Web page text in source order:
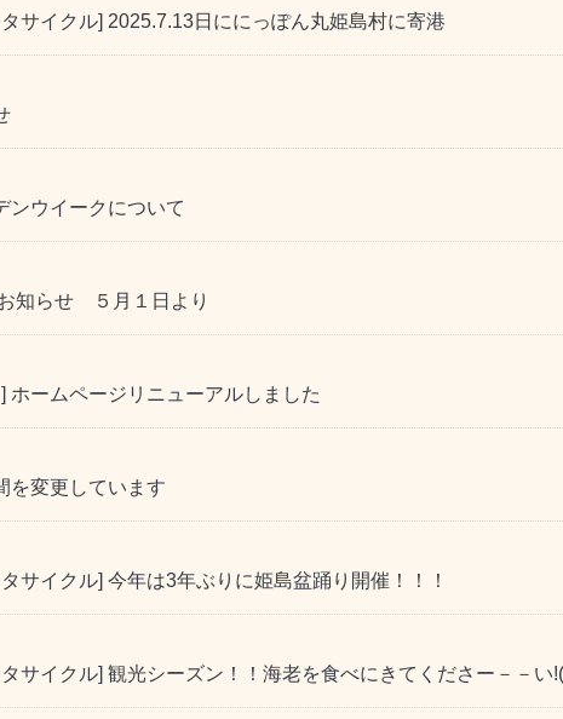
イクル] 2025.7.13日ににっぽん丸姫島村に寄港
ウイークについて
知らせ ５月１日より
ームページリニューアルしました
変更しています
イクル] 今年は3年ぶりに姫島盆踊り開催！！！
イクル] 観光シーズン！！海老を食べにきてくださー－－い